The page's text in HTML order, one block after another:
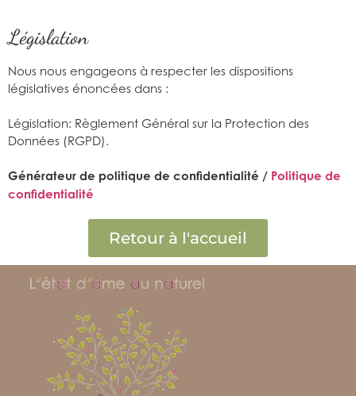
Législation
Nous nous engageons à respecter les dispositions
législatives énoncées dans :
Législation: Règlement Général sur la Protection des
Données (RGPD).
Générateur de politique de confidentialité / Politique de
confidentialité
Retour à l'accueil